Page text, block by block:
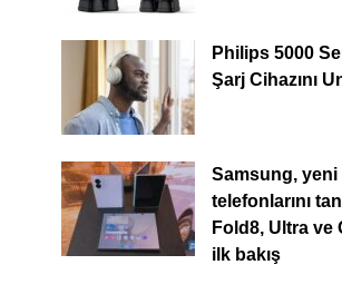
Philips 5000
Şarj Cihazını
Samsung,
telefonlarını
Fold8, Ultra ve
ilk bakış